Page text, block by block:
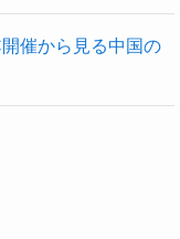
催から見る中国の